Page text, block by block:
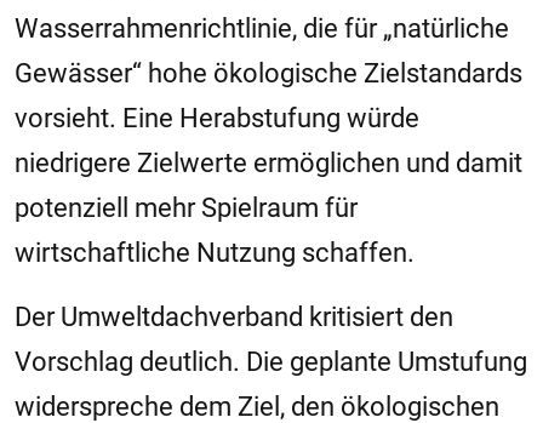
Wasserrahmenrichtlinie, die für „natürliche
Gewässer“ hohe ökologische Zielstandards
vorsieht. Eine Herabstufung würde
niedrigere Zielwerte ermöglichen und damit
potenziell mehr Spielraum für
wirtschaftliche Nutzung schaffen.
Der Umweltdachverband kritisiert den
Vorschlag deutlich. Die geplante Umstufung
widerspreche dem Ziel, den ökologischen